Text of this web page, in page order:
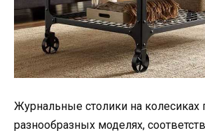
Журнальные столики на колесиках
разнообразных моделях,